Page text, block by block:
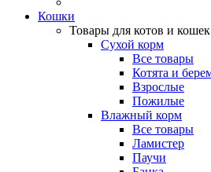
Кошки
Товары для котов и кошек
Сухой корм
Все товары
Котята и
Взрослые
Пожилые
Влажный корм
Все товары
Ламистер
Паучи